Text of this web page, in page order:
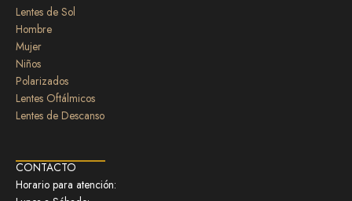
Lentes de Sol
Hombre
Mujer
Niños
Polarizados
Lentes Oftálmicos
Lentes de Descanso
CONTACTO
Horario para atención: